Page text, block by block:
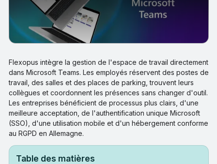
Flexopus intègre la gestion de l'espace de travail directement
dans Microsoft Teams. Les employés réservent des postes de
travail, des salles et des places de parking, trouvent leurs
collègues et coordonnent les présences sans changer d'outil.
Les entreprises bénéficient de processus plus clairs, d'une
meilleure acceptation, de l'authentification unique Microsoft
(SSO), d'une utilisation mobile et d'un hébergement conforme
au RGPD en Allemagne.
Table des matières